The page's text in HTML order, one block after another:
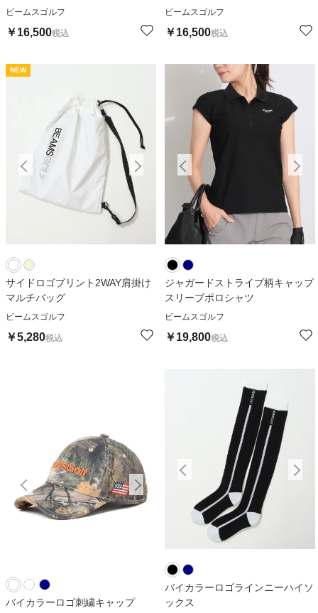
ビームスゴルフ
￥16,500税込
ビームスゴルフ
￥16,500税込
NEW
サイドロゴプリント2WAY肩掛け
マルチバッグ
ビームスゴルフ
￥5,280税込
ジャガードストライプ柄キャップ
スリーブポロシャツ
ビームスゴルフ
￥19,800税込
バイカラーロゴ刺繍キャップ
バイカラーロゴラインニーハイソ
ックス